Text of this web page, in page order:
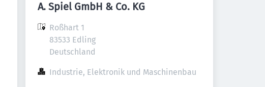
A. Spiel GmbH & Co. KG
Roßhart 1
83533 Edling
Deutschland
Industrie, Elektronik und Maschinenbau